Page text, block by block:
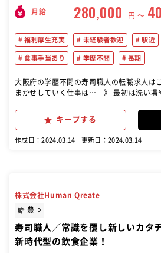
月給 280,000 円 〜
福利厚生充実 未経験者歓迎 駅近
食事手当あり 学歴不問 長期
大阪府の学歴不問の寿司職人の転職求人はこち
まかせしていく仕事は… 》 最初は洗い場
ト！ ステップを重ねながらスキルUPへ！
捌き方や寿司の握り方、焼き加減など伝授
フが活躍中！ 現在20～50代のスタッフが
キープする
作成日：2024.03.14 更新日：2024.03.14
株式会社Human Qreate
鮨 豊
寿司職人／常識を覆し新しいカタ
新時代型の飲食企業！